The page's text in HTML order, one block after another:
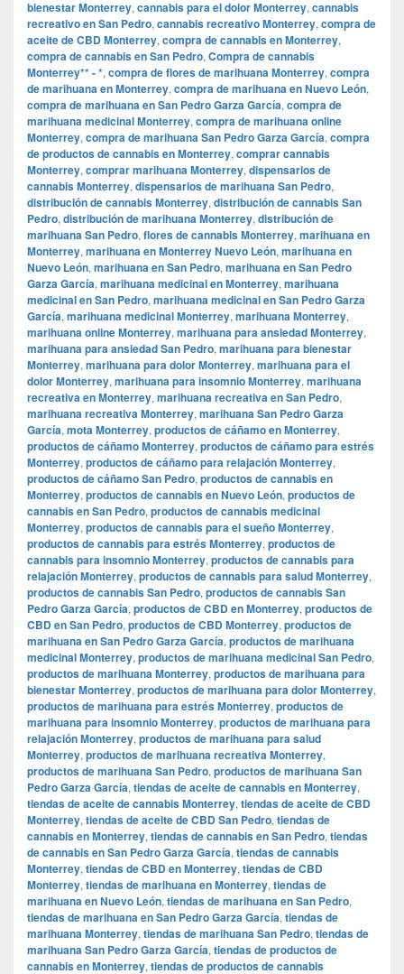
bienestar Monterrey, cannabis para el dolor Monterrey, cannabis
recreativo en San Pedro, cannabis recreativo Monterrey, compra de
aceite de CBD Monterrey, compra de cannabis en Monterrey,
compra de cannabis en San Pedro, Compra de cannabis
Monterrey** - *, compra de flores de marihuana Monterrey, compra
de marihuana en Monterrey, compra de marihuana en Nuevo León,
compra de marihuana en San Pedro Garza García, compra de
marihuana medicinal Monterrey, compra de marihuana online
Monterrey, compra de marihuana San Pedro Garza García, compra
de productos de cannabis en Monterrey, comprar cannabis
Monterrey, comprar marihuana Monterrey, dispensarios de
cannabis Monterrey, dispensarios de marihuana San Pedro,
distribución de cannabis Monterrey, distribución de cannabis San
Pedro, distribución de marihuana Monterrey, distribución de
marihuana San Pedro, flores de cannabis Monterrey, marihuana en
Monterrey, marihuana en Monterrey Nuevo León, marihuana en
Nuevo León, marihuana en San Pedro, marihuana en San Pedro
Garza García, marihuana medicinal en Monterrey, marihuana
medicinal en San Pedro, marihuana medicinal en San Pedro Garza
García, marihuana medicinal Monterrey, marihuana Monterrey,
marihuana online Monterrey, marihuana para ansiedad Monterrey,
marihuana para ansiedad San Pedro, marihuana para bienestar
Monterrey, marihuana para dolor Monterrey, marihuana para el
dolor Monterrey, marihuana para insomnio Monterrey, marihuana
recreativa en Monterrey, marihuana recreativa en San Pedro,
marihuana recreativa Monterrey, marihuana San Pedro Garza
García, mota Monterrey, productos de cáñamo en Monterrey,
productos de cáñamo Monterrey, productos de cáñamo para estrés
Monterrey, productos de cáñamo para relajación Monterrey,
productos de cáñamo San Pedro, productos de cannabis en
Monterrey, productos de cannabis en Nuevo León, productos de
cannabis en San Pedro, productos de cannabis medicinal
Monterrey, productos de cannabis para el sueño Monterrey,
productos de cannabis para estrés Monterrey, productos de
cannabis para insomnio Monterrey, productos de cannabis para
relajación Monterrey, productos de cannabis para salud Monterrey,
productos de cannabis San Pedro, productos de cannabis San
Pedro Garza García, productos de CBD en Monterrey, productos de
CBD en San Pedro, productos de CBD Monterrey, productos de
marihuana en San Pedro Garza García, productos de marihuana
medicinal Monterrey, productos de marihuana medicinal San Pedro,
productos de marihuana Monterrey, productos de marihuana para
bienestar Monterrey, productos de marihuana para dolor Monterrey,
productos de marihuana para estrés Monterrey, productos de
marihuana para insomnio Monterrey, productos de marihuana para
relajación Monterrey, productos de marihuana para salud
Monterrey, productos de marihuana recreativa Monterrey,
productos de marihuana San Pedro, productos de marihuana San
Pedro Garza García, tiendas de aceite de cannabis en Monterrey,
tiendas de aceite de cannabis Monterrey, tiendas de aceite de CBD
Monterrey, tiendas de aceite de CBD San Pedro, tiendas de
cannabis en Monterrey, tiendas de cannabis en San Pedro, tiendas
de cannabis en San Pedro Garza García, tiendas de cannabis
Monterrey, tiendas de CBD en Monterrey, tiendas de CBD
Monterrey, tiendas de marihuana en Monterrey, tiendas de
marihuana en Nuevo León, tiendas de marihuana en San Pedro,
tiendas de marihuana en San Pedro Garza García, tiendas de
marihuana Monterrey, tiendas de marihuana San Pedro, tiendas de
marihuana San Pedro Garza García, tiendas de productos de
cannabis en Monterrey, tiendas de productos de cannabis